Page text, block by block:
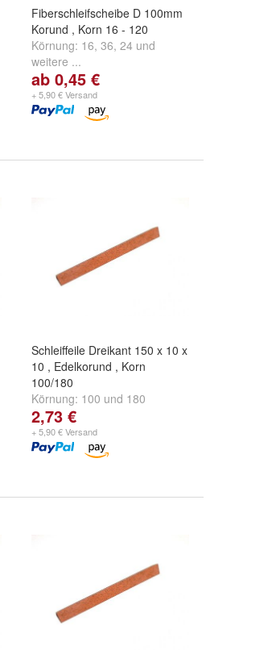
Fiberschleifscheibe D 100mm
Korund , Korn 16 - 120
Körnung: 16, 36, 24 und
weitere ...
ab 0,45 €
+ 5,90 € Versand
Schleiffeile Dreikant 150 x 10 x
10 , Edelkorund , Korn
100/180
Körnung: 100 und 180
2,73 €
+ 5,90 € Versand